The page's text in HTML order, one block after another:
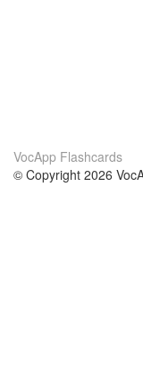
VocApp Flashcards
© Copyright 2026